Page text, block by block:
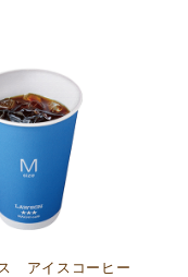
アイスコーヒー